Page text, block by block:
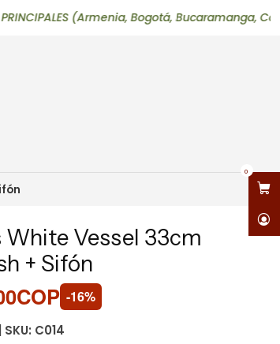
0
(Armenia, Bogotá, Bucaramanga,
Vessel 33cm
+ Sifón
-16%
SKU: C014